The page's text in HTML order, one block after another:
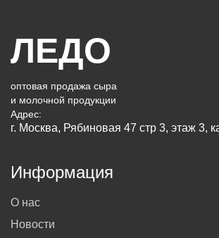
ЛЕДО
оптовая продажа сыра
и молочной продукции
Адрес:
г. Москва, Рябиновая 47 стр 3, этаж 3,
Информация
О нас
Новости